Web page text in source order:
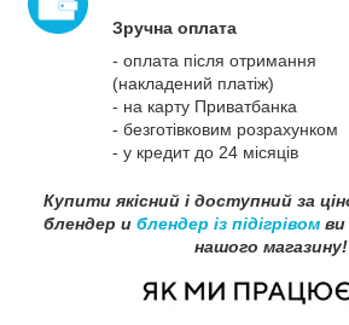
Зручна оплата
- оплата після отримання
(накладений платіж)
- на карту Приватбанка
- безготівковим розрахунком
- у кредит до 24 місяців
Купити якісний і доступний за
блендер и блендер із підігрівом ви
нашого магазину!